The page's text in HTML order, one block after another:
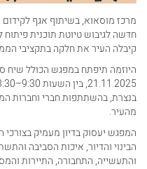
מרכז מוסאוא, בשיתוף אגף לקידום
חדשה לגיבוש טיוטת תוכנית
קיבלה העיר את חלקה בתקציבי
היוזמה תיפתח במפגש הכולל שיח
בנצרת, בהשתתפות חברי וחברות
מהעיר.
המפגש יעסוק בדיון מעמיק בצורכי
הבינוי והדיור, איכות הסביבה
והתעשייה, התחבורה, התיירות